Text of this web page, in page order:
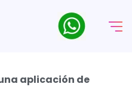
aplicación de